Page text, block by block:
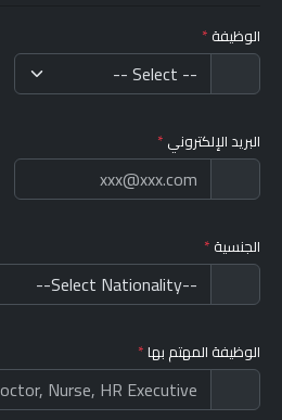
الوظيفة *
البريد الإلكتروني *
الجنسية *
الوظيفة المهتم بها *